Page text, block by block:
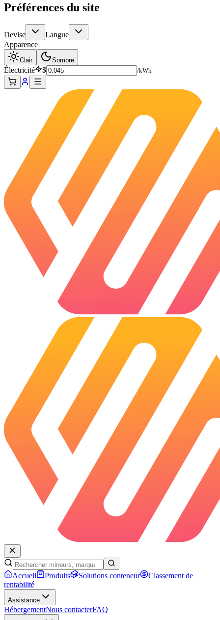
Préférences du site
Devise
Langue
Apparence
Clair Sombre
Électricité $ /kWh
Accueil Produits Solutions conteneur
Classement de
rentabilité
Assistance
HébergementNous contacterFAQ